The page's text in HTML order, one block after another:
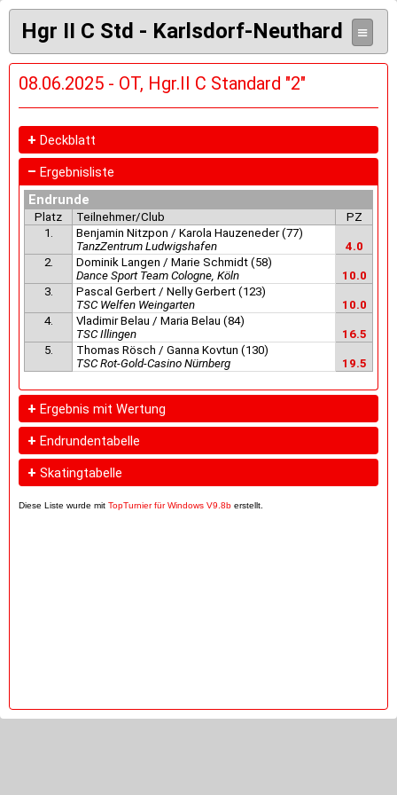
Hgr II C Std - Karlsdorf-Neuthard ≡
08.06.2025 - OT, Hgr.II C Standard "2"
+ Deckblatt
– Ergebnisliste
Endrunde
Platz Teilnehmer/Club
PZ
1.
Benjamin Nitzpon / Karola Hauzeneder (77)
TanzZentrum Ludwigshafen
4.0
2.
Dominik Langen / Marie Schmidt (58)
Dance Sport Team Cologne, Köln
10.0
3.
Pascal Gerbert / Nelly Gerbert (123)
TSC Welfen Weingarten
10.0
4.
Vladimir Belau / Maria Belau (84)
TSC Illingen
16.5
5.
Thomas Rösch / Ganna Kovtun (130)
TSC Rot-Gold-Casino Nürnberg
19.5
+ Ergebnis mit Wertung
+ Endrundentabelle
+ Skatingtabelle
Diese Liste wurde mit TopTurnier für Windows V9.8b erstellt.